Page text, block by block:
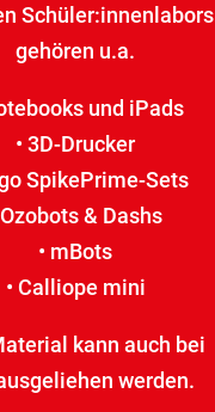
Schüler:innenlabors
gehören u.a.
und iPads
• 3D-Drucker
SpikePrime-Sets
Ozobots & Dashs
• mBots
• Calliope mini
kann auch bei
werden.